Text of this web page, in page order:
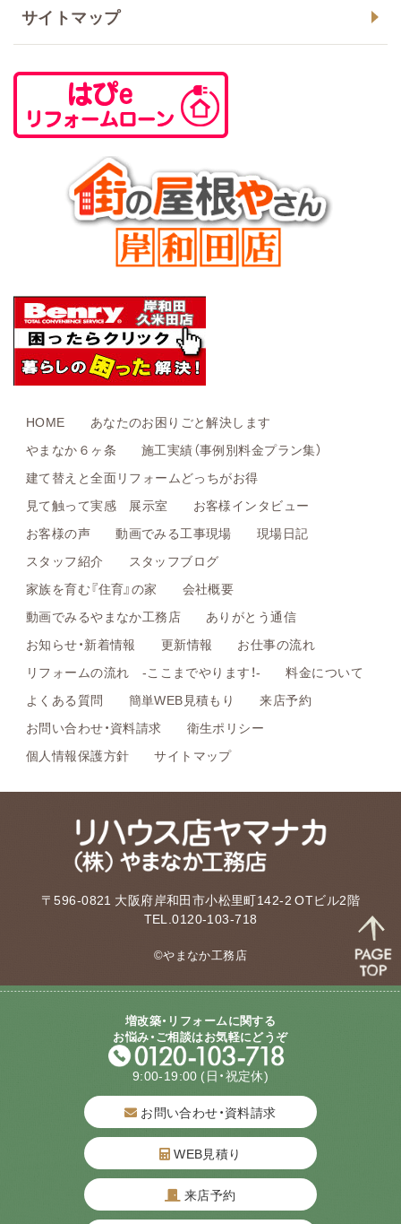
サイトマップ
HOME
あなたのお困りごと解決します
やまなか６ヶ条
施工実績（事例別料金プラン集）
建て替えと全面リフォームどっちがお得
見て触って実感 展示室
お客様インタビュー
お客様の声
動画でみる工事現場
現場日記
スタッフ紹介
スタッフブログ
家族を育む『住育』の家
会社概要
動画でみるやまなか工務店
ありがとう通信
お知らせ・新着情報
更新情報
お仕事の流れ
リフォームの流れ -ここまでやります！-
料金について
よくある質問
簡単WEB見積もり
来店予約
お問い合わせ・資料請求
衛生ポリシー
個人情報保護方針
サイトマップ
〒596-0821 大阪府岸和田市小松里町142-2 OTビル2階
TEL.0120-103-718
©やまなか工務店
増改築・リフォームに関する
お悩み・ご相談はお気軽にどうぞ
9:00-19:00 (日・祝定休)
お問い合わせ・資料請求
WEB見積り
来店予約